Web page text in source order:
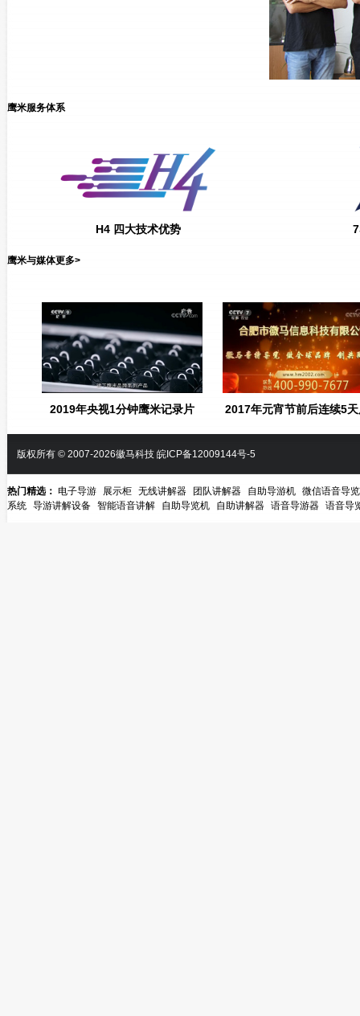
鹰米服务体系
H4 四大技术优势
鹰米与媒体更多>
2019年央视1分钟鹰米记录片 2017年元宵节前后连续5
版权所有 © 2007-2026徽马科技 皖ICP备12009144号-5
热门精选： 电子导游 展示柜 无线讲解器 团队讲解器 自助导游机 微信语音导览
系统 导游讲解设备 智能语音讲解 自助导览机 自助讲解器 语音导游器 语音导